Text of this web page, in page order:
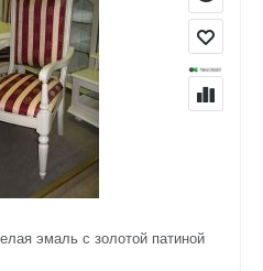
эмаль с золотой патиной